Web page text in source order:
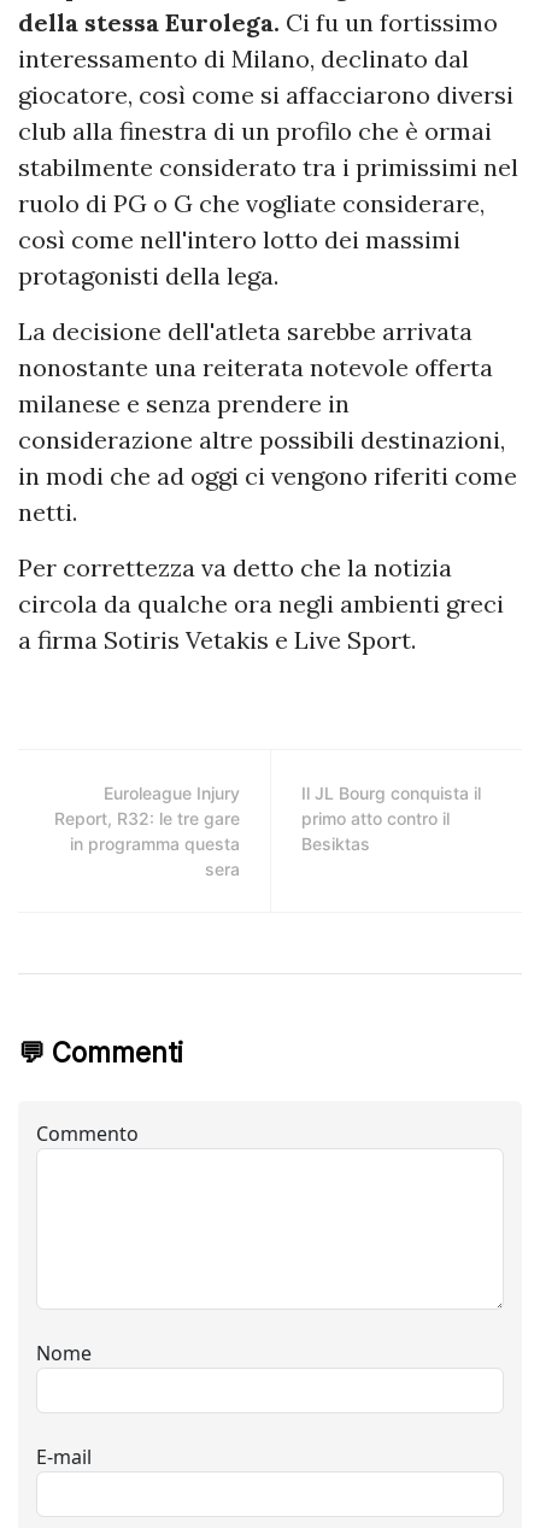
della stessa Eurolega. Ci fu un fortissimo
interessamento di Milano, declinato dal
giocatore, così come si affacciarono diversi
club alla finestra di un profilo che è ormai
stabilmente considerato tra i primissimi nel
ruolo di PG o G che vogliate considerare,
così come nell'intero lotto dei massimi
protagonisti della lega.
La decisione dell'atleta sarebbe arrivata
nonostante una reiterata notevole offerta
milanese e senza prendere in
considerazione altre possibili destinazioni,
in modi che ad oggi ci vengono riferiti come
netti.
Per correttezza va detto che la notizia
circola da qualche ora negli ambienti greci
a firma Sotiris Vetakis e Live Sport.
Euroleague Injury
Report, R32: le tre gare
in programma questa
sera
Il JL Bourg conquista il
primo atto contro il
Besiktas
💬 Commenti